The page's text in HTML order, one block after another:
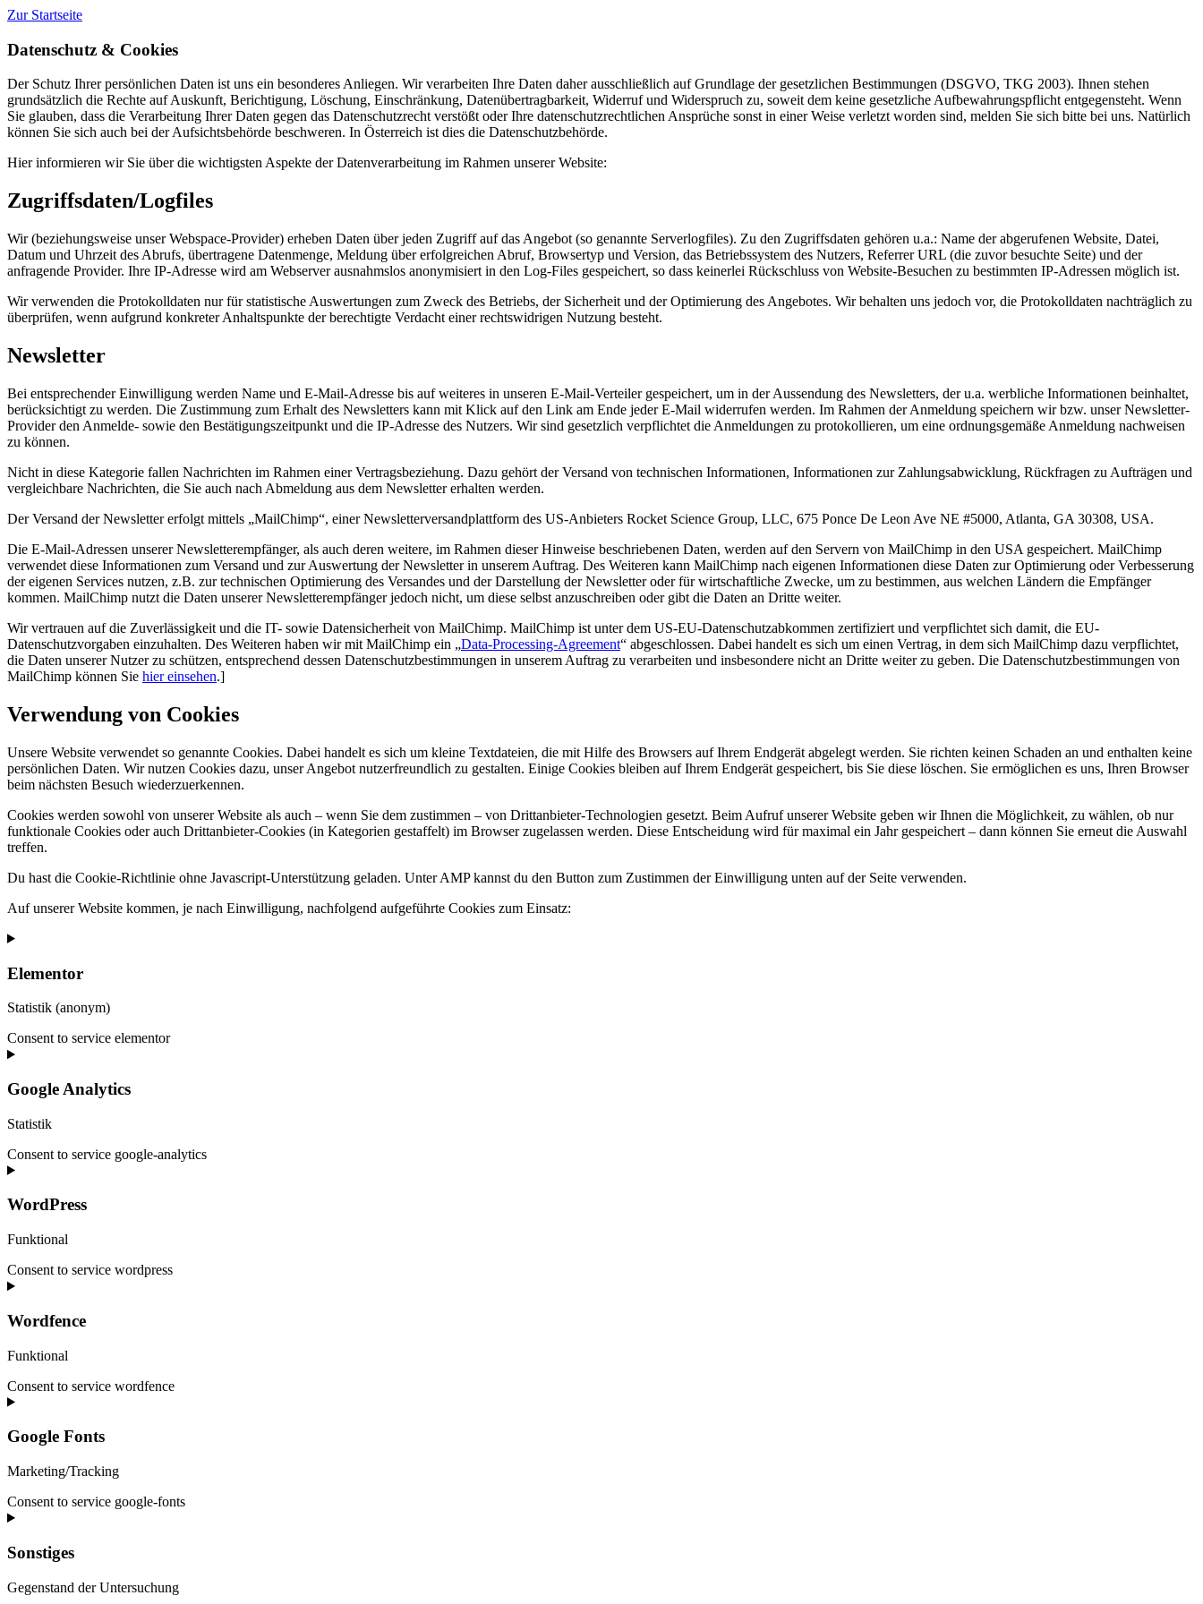
Zur Startseite
Datenschutz & Cookies
Der Schutz Ihrer persönlichen Daten ist uns ein besonderes Anliegen. Wir verarbeiten Ihre Daten daher ausschließlich auf Grundlage der gesetzlichen Bestimmungen (DSGVO, TKG 2003). Ihnen stehen
grundsätzlich die Rechte auf Auskunft, Berichtigung, Löschung, Einschränkung, Datenübertragbarkeit, Widerruf und Widerspruch zu, soweit dem keine gesetzliche Aufbewahrungspflicht entgegensteht. Wenn
Sie glauben, dass die Verarbeitung Ihrer Daten gegen das Datenschutzrecht verstößt oder Ihre datenschutzrechtlichen Ansprüche sonst in einer Weise verletzt worden sind, melden Sie sich bitte bei uns. Natürlich
können Sie sich auch bei der Aufsichtsbehörde beschweren. In Österreich ist dies die Datenschutzbehörde.
Hier informieren wir Sie über die wichtigsten Aspekte der Datenverarbeitung im Rahmen unserer Website:
Zugriffsdaten/Logfiles
Wir (beziehungsweise unser Webspace-Provider) erheben Daten über jeden Zugriff auf das Angebot (so genannte Serverlogfiles). Zu den Zugriffsdaten gehören u.a.: Name der abgerufenen Website, Datei,
Datum und Uhrzeit des Abrufs, übertragene Datenmenge, Meldung über erfolgreichen Abruf, Browsertyp und Version, das Betriebssystem des Nutzers, Referrer URL (die zuvor besuchte Seite) und der
anfragende Provider. Ihre IP-Adresse wird am Webserver ausnahmslos anonymisiert in den Log-Files gespeichert, so dass keinerlei Rückschluss von Website-Besuchen zu bestimmten IP-Adressen möglich ist.
Wir verwenden die Protokolldaten nur für statistische Auswertungen zum Zweck des Betriebs, der Sicherheit und der Optimierung des Angebotes. Wir behalten uns jedoch vor, die Protokolldaten nachträglich zu
überprüfen, wenn aufgrund konkreter Anhaltspunkte der berechtigte Verdacht einer rechtswidrigen Nutzung besteht.
Newsletter
Bei entsprechender Einwilligung werden Name und E-Mail-Adresse bis auf weiteres in unseren E-Mail-Verteiler gespeichert, um in der Aussendung des Newsletters, der u.a. werbliche Informationen beinhaltet,
berücksichtigt zu werden. Die Zustimmung zum Erhalt des Newsletters kann mit Klick auf den Link am Ende jeder E-Mail widerrufen werden. Im Rahmen der Anmeldung speichern wir bzw. unser Newsletter-
Provider den Anmelde- sowie den Bestätigungszeitpunkt und die IP-Adresse des Nutzers. Wir sind gesetzlich verpflichtet die Anmeldungen zu protokollieren, um eine ordnungsgemäße Anmeldung nachweisen
zu können.
Nicht in diese Kategorie fallen Nachrichten im Rahmen einer Vertragsbeziehung. Dazu gehört der Versand von technischen Informationen, Informationen zur Zahlungsabwicklung, Rückfragen zu Aufträgen und
vergleichbare Nachrichten, die Sie auch nach Abmeldung aus dem Newsletter erhalten werden.
Der Versand der Newsletter erfolgt mittels „MailChimp“, einer Newsletterversandplattform des US-Anbieters Rocket Science Group, LLC, 675 Ponce De Leon Ave NE #5000, Atlanta, GA 30308, USA.
Die E-Mail-Adressen unserer Newsletterempfänger, als auch deren weitere, im Rahmen dieser Hinweise beschriebenen Daten, werden auf den Servern von MailChimp in den USA gespeichert. MailChimp
verwendet diese Informationen zum Versand und zur Auswertung der Newsletter in unserem Auftrag. Des Weiteren kann MailChimp nach eigenen Informationen diese Daten zur Optimierung oder Verbesserung
der eigenen Services nutzen, z.B. zur technischen Optimierung des Versandes und der Darstellung der Newsletter oder für wirtschaftliche Zwecke, um zu bestimmen, aus welchen Ländern die Empfänger
kommen. MailChimp nutzt die Daten unserer Newsletterempfänger jedoch nicht, um diese selbst anzuschreiben oder gibt die Daten an Dritte weiter.
Wir vertrauen auf die Zuverlässigkeit und die IT- sowie Datensicherheit von MailChimp. MailChimp ist unter dem US-EU-Datenschutzabkommen zertifiziert und verpflichtet sich damit, die EU-
Datenschutzvorgaben einzuhalten. Des Weiteren haben wir mit MailChimp ein „Data-Processing-Agreement“ abgeschlossen. Dabei handelt es sich um einen Vertrag, in dem sich MailChimp dazu verpflichtet,
die Daten unserer Nutzer zu schützen, entsprechend dessen Datenschutzbestimmungen in unserem Auftrag zu verarbeiten und insbesondere nicht an Dritte weiter zu geben. Die Datenschutzbestimmungen von
MailChimp können Sie hier einsehen.]
Verwendung von Cookies
Unsere Website verwendet so genannte Cookies. Dabei handelt es sich um kleine Textdateien, die mit Hilfe des Browsers auf Ihrem Endgerät abgelegt werden. Sie richten keinen Schaden an und enthalten keine
persönlichen Daten. Wir nutzen Cookies dazu, unser Angebot nutzerfreundlich zu gestalten. Einige Cookies bleiben auf Ihrem Endgerät gespeichert, bis Sie diese löschen. Sie ermöglichen es uns, Ihren Browser
beim nächsten Besuch wiederzuerkennen.
Cookies werden sowohl von unserer Website als auch – wenn Sie dem zustimmen – von Drittanbieter-Technologien gesetzt. Beim Aufruf unserer Website geben wir Ihnen die Möglichkeit, zu wählen, ob nur
funktionale Cookies oder auch Drittanbieter-Cookies (in Kategorien gestaffelt) im Browser zugelassen werden. Diese Entscheidung wird für maximal ein Jahr gespeichert – dann können Sie erneut die Auswahl
treffen.
Du hast die Cookie-Richtlinie ohne Javascript-Unterstützung geladen. Unter AMP kannst du den Button zum Zustimmen der Einwilligung unten auf der Seite verwenden.
Auf unserer Website kommen, je nach Einwilligung, nachfolgend aufgeführte Cookies zum Einsatz:
Elementor
Statistik (anonym)
Consent to service elementor
Google Analytics
Statistik
Consent to service google-analytics
WordPress
Funktional
Consent to service wordpress
Wordfence
Funktional
Consent to service wordfence
Google Fonts
Marketing/Tracking
Consent to service google-fonts
Sonstiges
Gegenstand der Untersuchung